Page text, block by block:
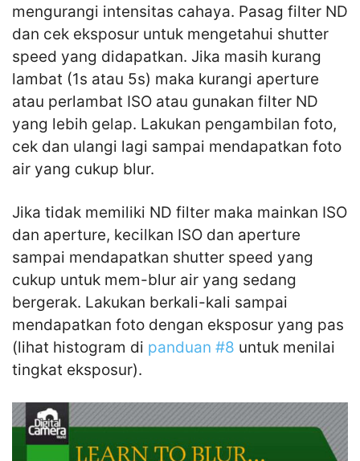
mengurangi intensitas cahaya. Pasag filter ND
dan cek eksposur untuk mengetahui shutter
speed yang didapatkan. Jika masih kurang
lambat (1s atau 5s) maka kurangi aperture
atau perlambat ISO atau gunakan filter ND
yang lebih gelap. Lakukan pengambilan foto,
cek dan ulangi lagi sampai mendapatkan foto
air yang cukup blur.
Jika tidak memiliki ND filter maka mainkan ISO
dan aperture, kecilkan ISO dan aperture
sampai mendapatkan shutter speed yang
cukup untuk mem-blur air yang sedang
bergerak. Lakukan berkali-kali sampai
mendapatkan foto dengan eksposur yang pas
(lihat histogram di panduan #8 untuk menilai
tingkat eksposur).